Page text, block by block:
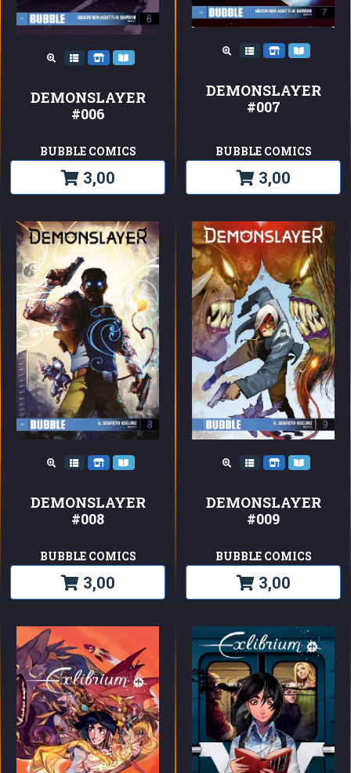
DEMONSLAYER
#006
BUBBLE COMICS
3,00
DEMONSLAYER
#007
BUBBLE COMICS
3,00
DEMONSLAYER
#008
BUBBLE COMICS
3,00
DEMONSLAYER
#009
BUBBLE COMICS
3,00